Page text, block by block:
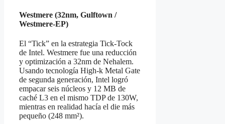
Westmere (32nm, Gulftown /
Westmere-EP)
El “Tick” en la estrategia Tick-Tock
de Intel. Westmere fue una reducción
y optimización a 32nm de Nehalem.
Usando tecnología High-k Metal Gate
de segunda generación, Intel logró
empacar seis núcleos y 12 MB de
caché L3 en el mismo TDP de 130W,
mientras en realidad hacía el die más
pequeño (248 mm²).